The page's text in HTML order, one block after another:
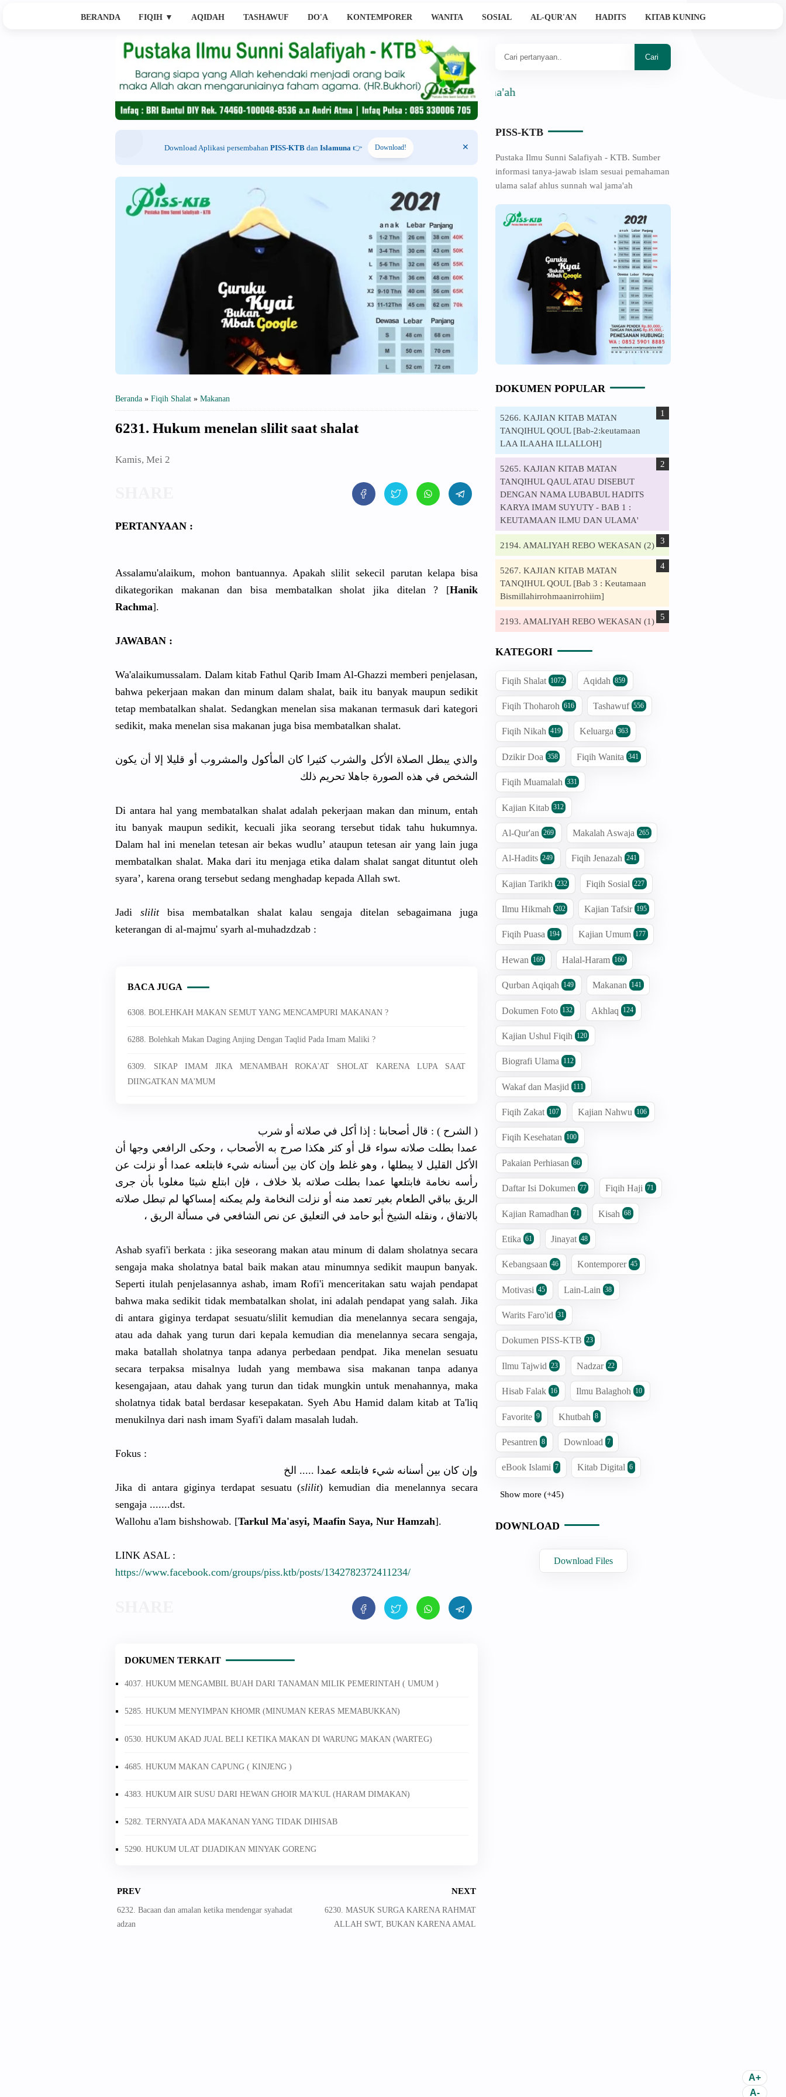
BERANDA FIQIH ▼ AQIDAH TASHAWUF DO'A KONTEMPORER WANITA SOSIAL AL-QUR'AN HADITS KITAB KUNING
Download Aplikasi persembahan PISS-KTBdan Islamuna 👉 Download!
Beranda » Fiqih Shalat » Makanan
6231. Hukum menelan slilit saat shalat
Kamis, Mei 2
PERTANYAAN :
Assalamu'alaikum, mohon bantuannya. Apakah slilit sekecil parutan kelapa bisa
dikategorikan makanan dan bisa membatalkan sholat jika ditelan ? [Hanik
Rachma].
JAWABAN :
Wa'alaikumussalam. Dalam kitab Fathul Qarib Imam Al-Ghazzi memberi penjelasan,
bahwa pekerjaan makan dan minum dalam shalat, baik itu banyak maupun sedikit
tetap membatalkan shalat. Sedangkan menelan sisa makanan termasuk dari kategori
sedikit, maka menelan sisa makanan juga bisa membatalkan shalat.
والذي يبطل الصلاة الأكل والشرب كثيرا كان المأكول والمشروب أو قليلا إلا أن يكون
الشخص في هذه الصورة جاهلا تحريم ذلك
Di antara hal yang membatalkan shalat adalah pekerjaan makan dan minum, entah
itu banyak maupun sedikit, kecuali jika seorang tersebut tidak tahu hukumnya.
Dalam hal ini menelan tetesan air bekas wudlu’ ataupun tetesan air yang lain juga
membatalkan shalat. Maka dari itu menjaga etika dalam shalat sangat dituntut oleh
syara’, karena orang tersebut sedang menghadap kepada Allah swt.
Jadi slilitbisa membatalkan shalat kalau sengaja ditelan sebagaimana juga
keterangan di al-majmu' syarh al-muhadzdzab :
BACA JUGA
6308. BOLEHKAH MAKAN SEMUT YANG MENCAMPURI MAKANAN ?
6288. Bolehkah Makan Daging Anjing Dengan Taqlid Pada Imam Maliki ?
6309. SIKAP IMAM JIKA MENAMBAH ROKA'AT SHOLAT KARENA LUPA SAAT
DIINGATKAN MA'MUM
‏( ﺍﻟﺸﺮﺡ ‏) : ﻗﺎﻝ ﺃﺻﺤﺎﺑﻨﺎ : ﺇﺫﺍ ﺃﻛﻞ ﻓﻲ ﺻﻼﺗﻪ ﺃﻭ ﺷﺮﺏ
ﻋﻤﺪﺍ ﺑﻄﻠﺖ ﺻﻼﺗﻪ ﺳﻮﺍﺀ ﻗﻞ ﺃﻭ ﻛﺜﺮ ﻫﻜﺬﺍ ﺻﺮﺡ ﺑﻪ ﺍﻷﺻﺤﺎﺏ ، ﻭﺣﻜﻰ ﺍﻟﺮﺍﻓﻌﻲ ﻭﺟﻬﺎ ﺃﻥ
ﺍﻷﻛﻞ ﺍﻟﻘﻠﻴﻞ ﻻ ﻳﺒﻄﻠﻬﺎ ، ﻭﻫﻮ ﻏﻠﻂ ﻭﺇﻥ ﻛﺎﻥ ﺑﻴﻦ ﺃﺳﻨﺎﻧﻪ ﺷﻲﺀ ﻓﺎﺑﺘﻠﻌﻪ ﻋﻤﺪﺍ ﺃﻭ ﻧﺰﻟﺖ ﻋﻦ
ﺭﺃﺳﻪ ﻧﺨﺎﻣﺔ ﻓﺎﺑﺘﻠﻌﻬﺎ ﻋﻤﺪﺍ ﺑﻄﻠﺖ ﺻﻼﺗﻪ ﺑﻼ ﺧﻼﻑ ، ﻓﺈﻥ ﺍﺑﺘﻠﻊ ﺷﻴﺌﺎ ﻣﻐﻠﻮﺑﺎ ﺑﺄﻥ ﺟﺮﻯ
ﺍﻟﺮﻳﻖ ﺑﺒﺎﻗﻲ ﺍﻟﻄﻌﺎﻡ ﺑﻐﻴﺮ ﺗﻌﻤﺪ ﻣﻨﻪ ﺃﻭ ﻧﺰﻟﺖ ﺍﻟﻨﺨﺎﻣﺔ ﻭﻟﻢ ﻳﻤﻜﻨﻪ ﺇﻣﺴﺎﻛﻬﺎ ﻟﻢ ﺗﺒﻄﻞ ﺻﻼﺗﻪ
ﺑﺎﻻﺗﻔﺎﻕ ، ﻭﻧﻘﻠﻪ ﺍﻟﺸﻴﺦ ﺃﺑﻮ ﺣﺎﻣﺪ ﻓﻲ ﺍﻟﺘﻌﻠﻴﻖ ﻋﻦ ﻧﺺ ﺍﻟﺸﺎﻓﻌﻲ ﻓﻲ ﻣﺴﺄﻟﺔ ﺍﻟﺮﻳﻖ ،
Ashab syafi'i berkata : jika seseorang makan atau minum di dalam sholatnya secara
sengaja maka sholatnya batal baik makan atau minumnya sedikit maupun banyak.
Seperti itulah penjelasannya ashab, imam Rofi'i menceritakan satu wajah pendapat
bahwa maka sedikit tidak membatalkan sholat, ini adalah pendapat yang salah. Jika
di antara giginya terdapat sesuatu/slilit kemudian dia menelannya secara sengaja,
atau ada dahak yang turun dari kepala kemudian dia menelannya secara sengaja,
maka batallah sholatnya tanpa adanya perbedaan pendpat. Jika menelan sesuatu
secara terpaksa misalnya ludah yang membawa sisa makanan tanpa adanya
kesengajaan, atau dahak yang turun dan tidak mungkin untuk menahannya, maka
sholatnya tidak batal berdasar kesepakatan. Syeh Abu Hamid dalam kitab at Ta'liq
menukilnya dari nash imam Syafi'i dalam masalah ludah.
Fokus :
وإن كان بين أسنانه شيء فابتلعه عمدا ..... الخ
Jika di antara giginya terdapat sesuatu (slilit) kemudian dia menelannya secara
sengaja .......dst.
Wallohu a'lam bishshowab. [Tarkul Ma'asyi, Maafin Saya, Nur Hamzah].
LINK ASAL :
https://www.facebook.com/groups/piss.ktb/posts/1342782372411234/
DOKUMEN TERKAIT
4037. HUKUM MENGAMBIL BUAH DARI TANAMAN MILIK PEMERINTAH ( UMUM )
5285. HUKUM MENYIMPAN KHOMR (MINUMAN KERAS MEMABUKKAN)
0530. HUKUM AKAD JUAL BELI KETIKA MAKAN DI WARUNG MAKAN (WARTEG)
4685. HUKUM MAKAN CAPUNG ( KINJENG )
4383. HUKUM AIR SUSU DARI HEWAN GHOIR MA'KUL (HARAM DIMAKAN)
5282. TERNYATA ADA MAKANAN YANG TIDAK DIHISAB
5290. HUKUM ULAT DIJADIKAN MINYAK GORENG
PREV
6232. Bacaan dan amalan ketika mendengar syahadat
adzan
NEXT
6230. MASUK SURGA KARENA RAHMAT
ALLAH SWT, BUKAN KARENA AMAL
PISS-KTB
Pustaka Ilmu Sunni Salafiyah - KTB. Sumber
informasi tanya-jawab islam sesuai pemahaman
ulama salaf ahlus sunnah wal jama'ah
DOKUMEN POPULAR
5266. KAJIAN KITAB MATAN
TANQIHUL QOUL [Bab-2:keutamaan
LAA ILAAHA ILLALLOH]
5265. KAJIAN KITAB MATAN
TANQIHUL QAUL ATAU DISEBUT
DENGAN NAMA LUBABUL HADITS
KARYA IMAM SUYUTY - BAB 1 :
KEUTAMAAN ILMU DAN ULAMA'
2194. AMALIYAH REBO WEKASAN (2)
5267. KAJIAN KITAB MATAN
TANQIHUL QOUL [Bab 3 : Keutamaan
Bismillahirrohmaanirrohiim]
2193. AMALIYAH REBO WEKASAN (1)
KATEGORI
Fiqih Shalat 1072 Aqidah 859
Fiqih Thoharoh 616 Tashawuf 556
Fiqih Nikah 419 Keluarga 363
Dzikir Doa 358 Fiqih Wanita 341
Fiqih Muamalah 331
Kajian Kitab 312
Al-Qur'an 269 Makalah Aswaja 265
Al-Hadits 249 Fiqih Jenazah 241
Kajian Tarikh 232 Fiqih Sosial 227
Ilmu Hikmah 202 Kajian Tafsir 195
Fiqih Puasa 194 Kajian Umum 177
Hewan 169 Halal-Haram 160
Qurban Aqiqah 149 Makanan 141
Dokumen Foto 132 Akhlaq 124
Kajian Ushul Fiqih 120
Biografi Ulama 112
Wakaf dan Masjid 111
Fiqih Zakat 107 Kajian Nahwu 106
Fiqih Kesehatan 100
Pakaian Perhiasan 86
Daftar Isi Dokumen 77 Fiqih Haji 71
Kajian Ramadhan 71 Kisah 68
Etika 61 Jinayat 48
Kebangsaan 46 Kontemporer 45
Motivasi 45 Lain-Lain 38
Warits Faro'id 31
Dokumen PISS-KTB 23
Ilmu Tajwid 23 Nadzar 22
Hisab Falak 16 Ilmu Balaghoh 10
Favorite 9 Khutbah 8
Pesantren 8 Download 7
eBook Islami 7 Kitab Digital 6
Show more (+45)
DOWNLOAD
Download Files